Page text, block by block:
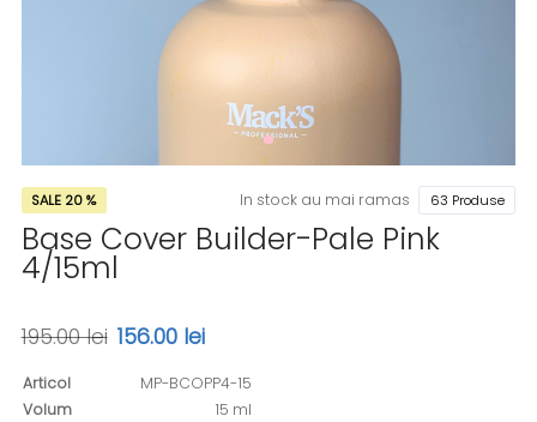
SALE 20 % In stock au mai ramas 63 Produse
Base Cover Builder-Pale Pink
4/15ml
195.00 lei 156.00 lei
Articol
MP-BCOPP4-15
Volum
15 ml